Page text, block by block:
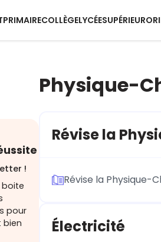
PRIMAIRECOLLÈGELYCÉESUPÉRIEUR
!
pour
bien
Physique-
Révise la
Révise la Physique-
Électricité